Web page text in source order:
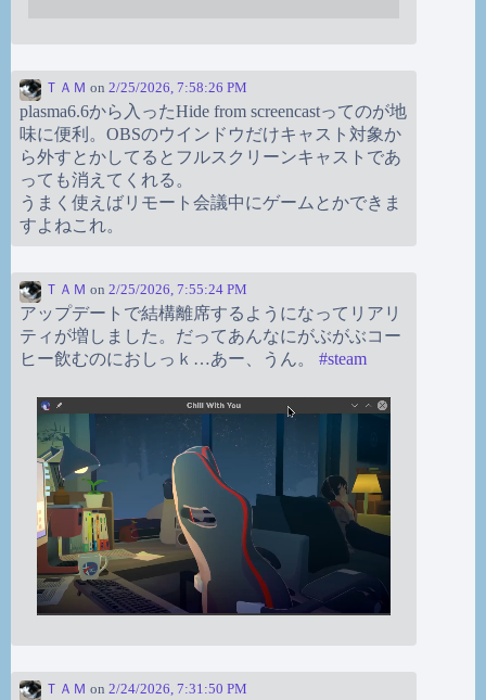
ＴＡＭ on 2/25/2026, 7:58:26 PM
plasma6.6から入ったHide from screencastってのが地
味に便利。OBSのウインドウだけキャスト対象か
ら外すとかしてるとフルスクリーンキャストであ
っても消えてくれる。
うまく使えばリモート会議中にゲームとかできま
すよねこれ。
ＴＡＭ on 2/25/2026, 7:55:24 PM
アップデートで結構離席するようになってリアリ
ティが増しました。だってあんなにがぶがぶコー
ヒー飲むのにおしっｋ…あー、うん。 #steam
ＴＡＭ on 2/24/2026, 7:31:50 PM